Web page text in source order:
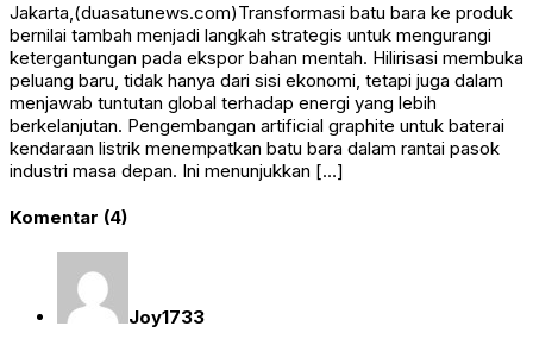
Jakarta,(duasatunews.com)Transformasi batu bara ke produk
bernilai tambah menjadi langkah strategis untuk mengurangi
ketergantungan pada ekspor bahan mentah. Hilirisasi membuka
peluang baru, tidak hanya dari sisi ekonomi, tetapi juga dalam
menjawab tuntutan global terhadap energi yang lebih
berkelanjutan. Pengembangan artificial graphite untuk baterai
kendaraan listrik menempatkan batu bara dalam rantai pasok
industri masa depan. Ini menunjukkan […]
Komentar (4)
Joy1733